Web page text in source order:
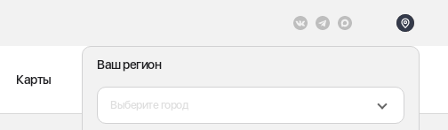
Ваш регион
Выберите город
Карты